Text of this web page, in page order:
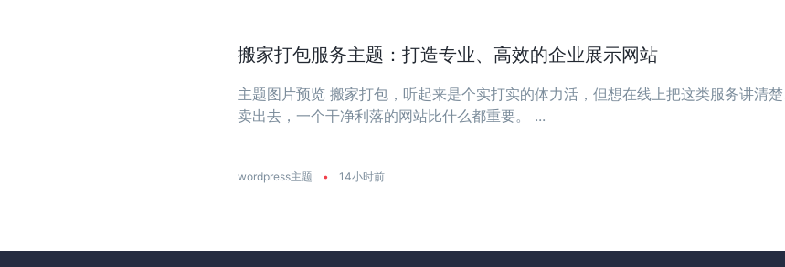
搬家打包服务主题：打造专业、高效的企业展示网站
主题图片预览 搬家打包，听起来是个实打实的体力活，但想在线上把这类服务讲清楚
卖出去，一个干净利落的网站比什么都重要。 ...
wordpress主题 • 14小时前